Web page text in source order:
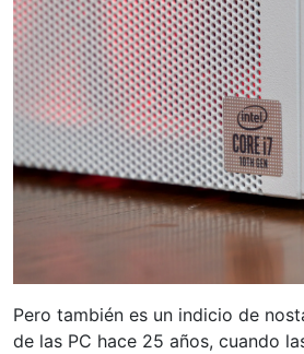
Pero también es un indicio de
de las PC hace 25 años, cuando